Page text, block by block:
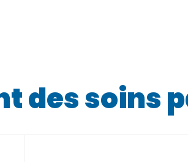
des soins